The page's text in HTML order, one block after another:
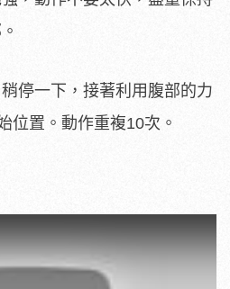
停一下，接著利用腹部的力
位置。動作重複10次。